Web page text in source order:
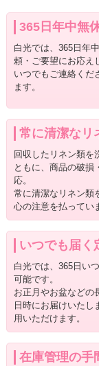
365日年中無
白光では、365日年
頼・ご要望にお応え
いつでもご連絡くだ
ます。
常に清潔なリ
回収したリネン類を
ともに、商品の破損
応。
常に清潔なリネン類
心の注意を払ってい
いつでも届く
白光では、365日い
可能です。
お正月やお盆などの
日時にお届けいたし
用いただけます。
在庫管理の手